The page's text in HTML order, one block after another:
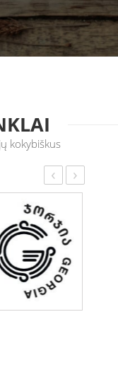
kokybiškus
‹ ›